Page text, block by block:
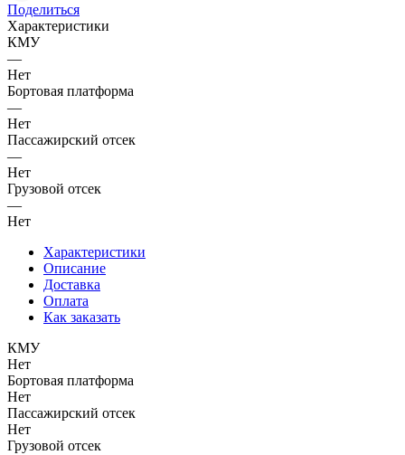
Поделиться
Характеристики
КМУ
—
Нет
Бортовая платформа
—
Нет
Пассажирский отсек
—
Нет
Грузовой отсек
—
Нет
Характеристики
Описание
Доставка
Оплата
Как заказать
КМУ
Нет
Бортовая платформа
Нет
Пассажирский отсек
Нет
Грузовой отсек